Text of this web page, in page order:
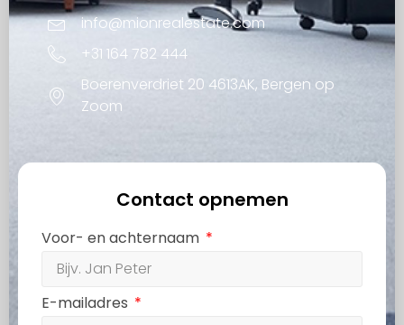
info@mionrealestate.com
+31 164 782 444
Boerenverdriet 20 4613AK, Bergen op
Zoom
Contact opnemen
Voor- en achternaam
E-mailadres